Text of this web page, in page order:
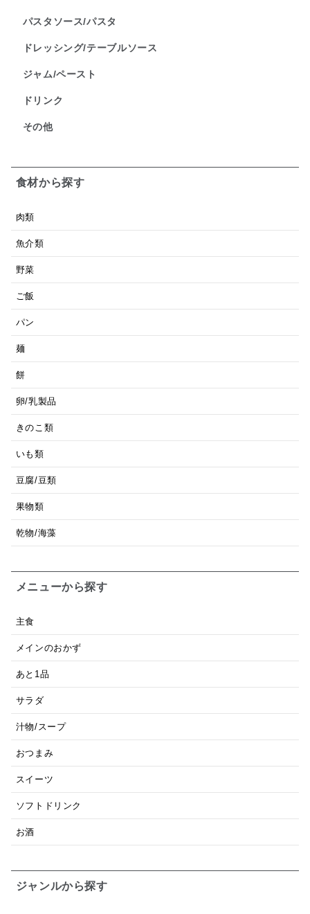
パスタソース/パスタ
ドレッシング/テーブルソース
ジャム/ペースト
ドリンク
その他
食材から探す
肉類
魚介類
野菜
ご飯
パン
麺
餅
卵/乳製品
きのこ類
いも類
豆腐/豆類
果物類
乾物/海藻
メニューから探す
主食
メインのおかず
あと1品
サラダ
汁物/スープ
おつまみ
スイーツ
ソフトドリンク
お酒
ジャンルから探す